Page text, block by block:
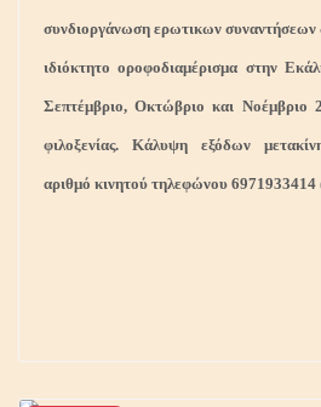
συνδιοργάνωση ερωτικων συναντήσεων
ιδιόκτητο οροφοδιαμέρισμα στην
Σεπτέμβριο, Οκτώβριο και Νοέμβριο
φιλοξενίας. Κάλυψη εξόδων
αριθμό κινητού τηλεφώνου